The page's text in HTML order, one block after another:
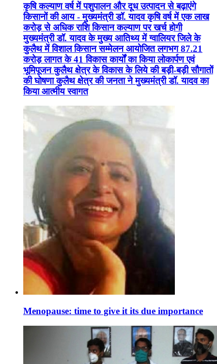
कृषि कल्याण वर्ष में पशुपालन और दूध उत्पादन से बढ़ाएंगे
किसानों की आय - मुख्यमंत्री डॉ. यादव कृषि वर्ष में एक लाख
करोड़ से अधिक राशि किसान कल्याण पर खर्च होगी
मुख्यमंत्री डॉ. यादव के मुख्य आतिथ्य में ग्वालियर जिले के
कुलैथ में विशाल किसान सम्मेलन आयोजित लगभग 87.21
करोड़ लागत के 41 विकास कार्यों का किया लोकार्पण एवं
भूमिपूजन कुलैथ क्षेत्र के विकास के लिये की बड़ी-बड़ी सौगातों
की घोषणा कुलैथ क्षेत्र की जनता ने मुख्यमंत्री डॉ. यादव का
किया आत्मीय स्वागत
Menopause: time to give it its due importance